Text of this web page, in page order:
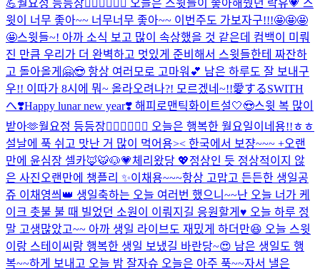
💪월요정 등등장🧚🏻‍♀️🧚🏻‍♀️ 오늘은 스윗들이 좋아해줬던 락유💗 스
윗이 너무 좋아~~ 너무너무 좋아~~ 이번주도 가보자구!!!🤩🤩🤩
🤩스윗들~! 아까 소식 보고 많이 속상했을 것 같은데 컴백이 미뤄
진 만큼 우리가 더 완벽하고 멋있게 준비해서 스윗들한테 짜잔하
고 돌아올게🤗😎 항상 여러모로 고마워💕 남은 하루도 잘 보내구
우!! 이따가 8시에 뭐~ 올라오려나?! 모르겠네~!!愛するSWITH
へ❣️Happy lunar new year❣️ 해피로맨틱화이트설🤍😍스윗 복 많이
받아🫶월요정 등등장🧚🏻‍♀️🧚🏻‍♀️ 오늘은 행복한 월요일이네용!!ㅎㅎ
설날에 푹 쉬고 맛난 거 많이 먹어용>< 한국에서 보쟝~~~ +오랜
만에 윤심장 셀카🦊🐯🐶💗체리왔당 💖정상인 듯 정상적이지 않
은 사진 오랜만에 챙플리 ✨이채용~~~항상 고맙고 든든한 생일공
쥬 이채영씌👑 생일축하는 오늘 여러번 했으니~~난 오늘 너가 케
이크 촛불 불 때 빌었던 소원이 이뤄지길 응원할게♥️ 오늘 하루 정
말 고생많았고~~ 아까 생일 라이브도 재밌게 하더만😆 오늘 스윗
이랑 스테이씨랑 행복한 생일 보냈길 바란당~😍 남은 생일도 행
복~~하게 보내고 오늘 밤 잘자슈 오늘은 아주 푹~~자서 낼은